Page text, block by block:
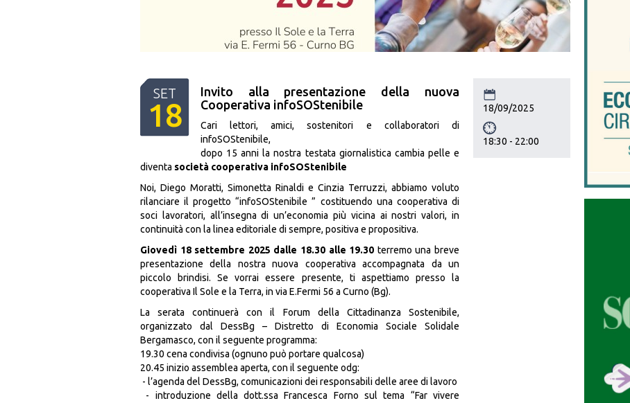
SET
18
Invito alla presentazione della nuova
Cooperativa infoSOStenibile
Cari lettori, amici, sostenitori e collaboratori di
infoSOStenibile,
dopo 15 anni la nostra testata giornalistica cambia pelle e
diventa società cooperativa infoSOStenibile
Noi, Diego Moratti, Simonetta Rinaldi e Cinzia Terruzzi, abbiamo voluto
rilanciare il progetto “infoSOStenibile ” costituendo una cooperativa di
soci lavoratori, all’insegna di un’economia più vicina ai nostri valori, in
continuità con la linea editoriale di sempre, positiva e propositiva.
Giovedì 18 settembre 2025 dalle 18.30 alle 19.30 terremo una breve
presentazione della nostra nuova cooperativa accompagnata da un
piccolo brindisi. Se vorrai essere presente, ti aspettiamo presso la
cooperativa Il Sole e la Terra, in via E.Fermi 56 a Curno (Bg).
La serata continuerà con il Forum della Cittadinanza Sostenibile,
organizzato dal DessBg – Distretto di Economia Sociale Solidale
Bergamasco, con il seguente programma:
19.30 cena condivisa (ognuno può portare qualcosa)
20.45 inizio assemblea aperta, con il seguente odg:
- l’agenda del DessBg, comunicazioni dei responsabili delle aree di lavoro
- introduzione della dott.ssa Francesca Forno sul tema “Far vivere
18/09/2025
18:30 - 22:00